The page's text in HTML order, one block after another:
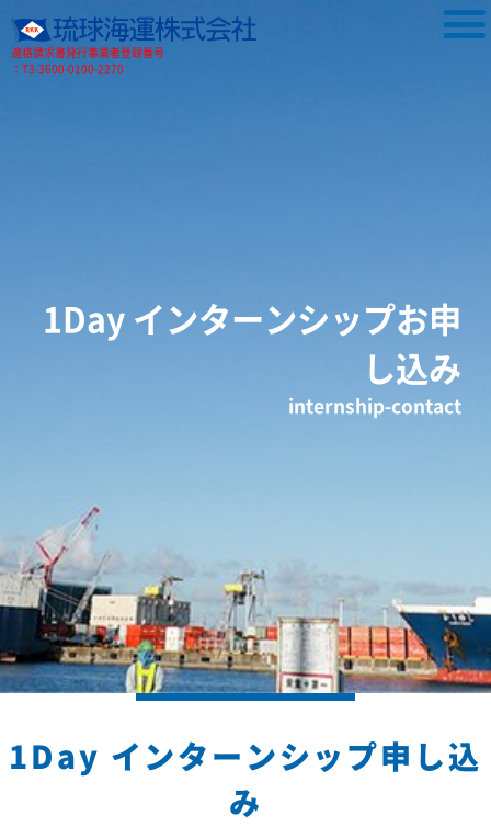
適格請求書発行事業者登録番号
：T3-3600-0100-2270
1Day インターンシップお申
し込み
internship-contact
1Day インターンシップ申し込
み